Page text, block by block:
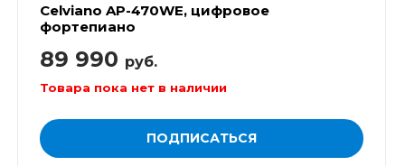
Celviano AP-470WE, цифровое
фортепиано
89 990 руб.
Товара пока нет в наличии
ПОДПИСАТЬСЯ